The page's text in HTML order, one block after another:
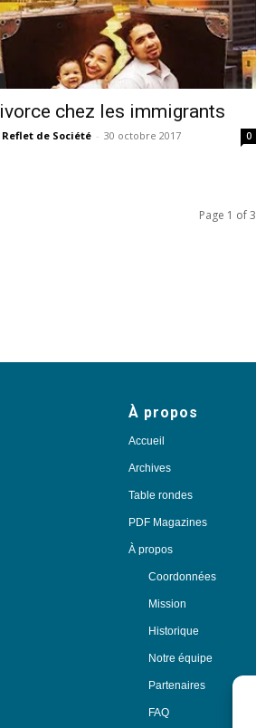
chez les immigrants
Reflet de Société - 30 octobre 2017 0
Page 1 of 3
À propos
Accueil
Archives
Table rondes
PDF Magazines
À propos
Coordonnées
Mission
Historique
Notre équipe
Partenaires
FAQ